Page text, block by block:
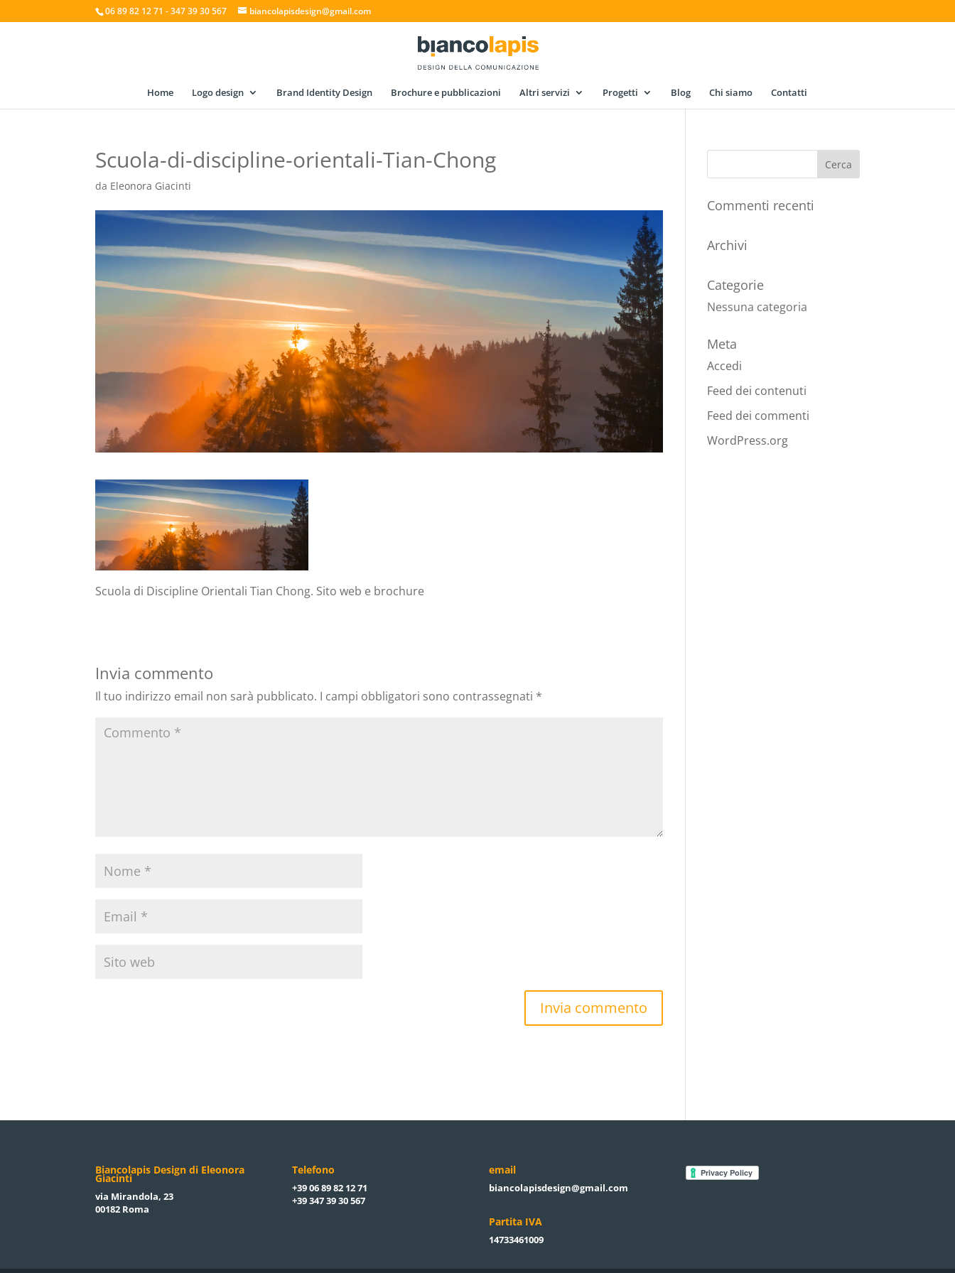
06 89 82 12 71 - 347 39 30 567 biancolapisdesign@gmail.com
Home Logo design Brand Identity Design Brochure e pubblicazioni Altri servizi Progetti Blog Chi siamo Contatti
Scuola-di-discipline-orientali-Tian-Chong
da Eleonora Giacinti
Scuola di Discipline Orientali Tian Chong. Sito web e brochure
Invia commento
Il tuo indirizzo email non sarà pubblicato. I campi obbligatori sono contrassegnati *
Commenti recenti
Archivi
Categorie
Nessuna categoria
Meta
Accedi
Feed dei contenuti
Feed dei commenti
WordPress.org
Biancolapis Design di Eleonora
Giacinti
via Mirandola, 23
00182 Roma
Telefono
+39 06 89 82 12 71
+39 347 39 30 567
email
biancolapisdesign@gmail.com
Partita IVA
14733461009